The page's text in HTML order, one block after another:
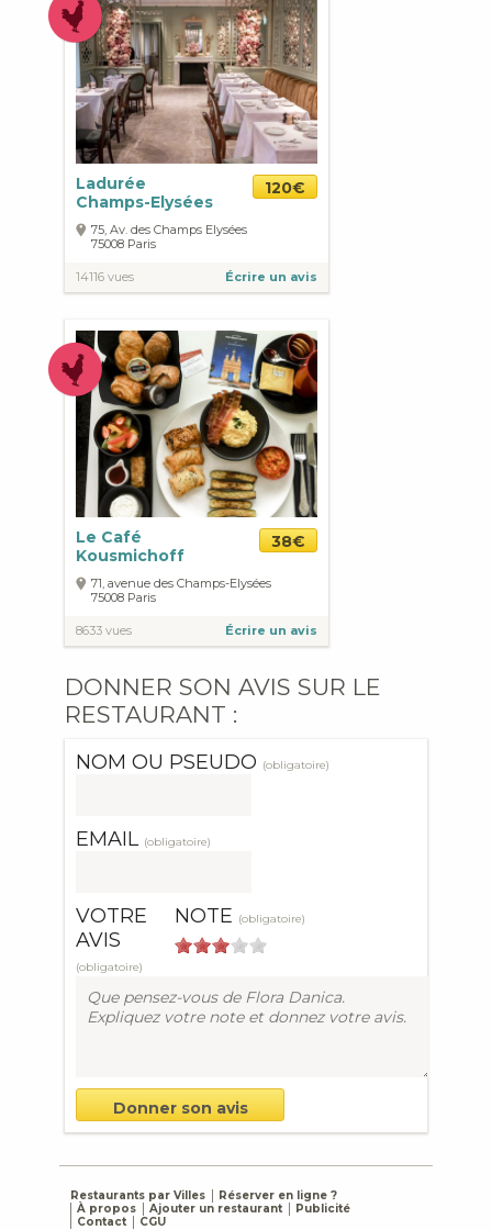
Ladurée
Champs-Elysées
120€
75, Av. des Champs Elysées
75008 Paris
14116 vues Écrire un avis
Le Café
Kousmichoff
38€
71, avenue des Champs-Elysées
75008 Paris
8633 vues Écrire un avis
DONNER SON AVIS SUR LE
RESTAURANT :
NOM OU PSEUDO (obligatoire)
EMAIL (obligatoire)
NOTE (obligatoire)
VOTRE
AVIS
(obligatoire)
Restaurants par Villes
Réserver en ligne ?
À propos
Ajouter un restaurant
Publicité
Contact
CGU